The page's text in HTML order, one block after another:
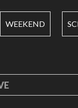
WEEKEND